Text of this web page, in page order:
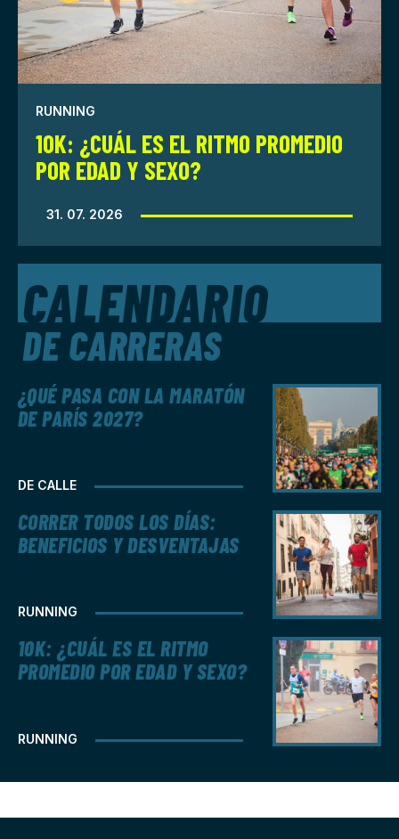
RUNNING
10K: ¿CUÁL ES EL RITMO PROMEDIO
POR EDAD Y SEXO?
31. 07. 2026
CALENDARIO
DE CARRERAS
DE CALLE
¿QUÉ PASA CON LA MARATÓN
DE PARÍS 2027?
RUNNING
CORRER TODOS LOS DÍAS:
BENEFICIOS Y DESVENTAJAS
RUNNING
10K: ¿CUÁL ES EL RITMO
PROMEDIO POR EDAD Y SEXO?